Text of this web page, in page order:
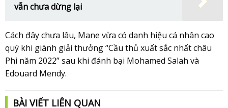
vẫn chưa dừng lại
Cách đây chưa lâu, Mane vừa có danh hiệu cá nhân cao
quý khi giành giải thưởng “Cầu thủ xuất sắc nhất châu
Phi năm 2022” sau khi đánh bại Mohamed Salah và
Edouard Mendy.
BÀI VIẾT LIÊN QUAN